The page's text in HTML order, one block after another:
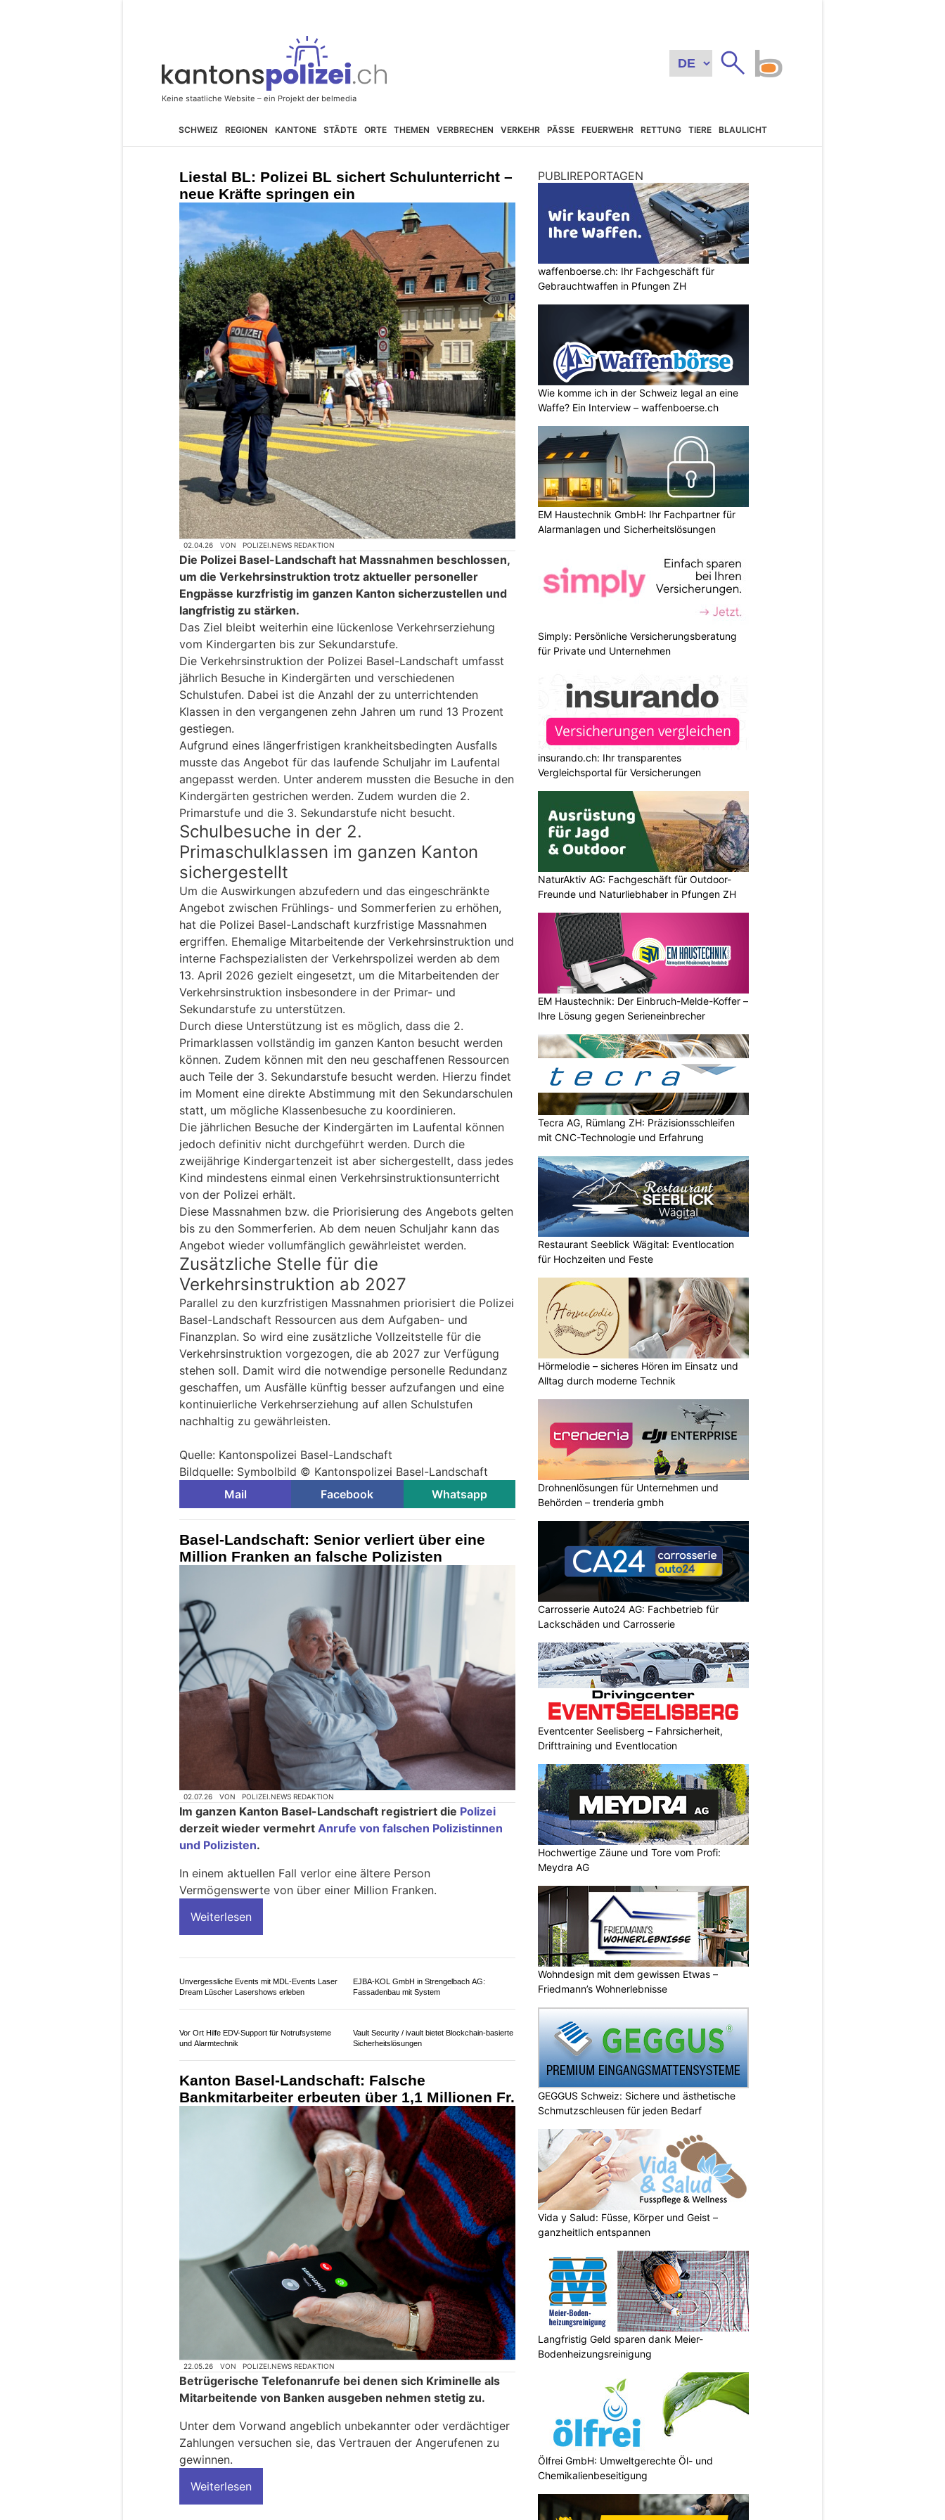
SCHWEIZ REGIONEN KANTONE STÄDTE ORTE THEMEN VERBRECHEN VERKEHR PÄSSE FEUERWEHR RETTUNG TIERE BLAULICHT
Liestal BL: Polizei BL sichert Schulunterricht –
neue Kräfte springen ein
02.04.26 VON POLIZEI.NEWS REDAKTION
Die Polizei Basel-Landschaft hat Massnahmen beschlossen,
um die Verkehrsinstruktion trotz aktueller personeller
Engpässe kurzfristig im ganzen Kanton sicherzustellen und
langfristig zu stärken.
Das Ziel bleibt weiterhin eine lückenlose Verkehrserziehung
vom Kindergarten bis zur Sekundarstufe.
Die Verkehrsinstruktion der Polizei Basel-Landschaft umfasst
jährlich Besuche in Kindergärten und verschiedenen
Schulstufen. Dabei ist die Anzahl der zu unterrichtenden
Klassen in den vergangenen zehn Jahren um rund 13 Prozent
gestiegen.
Aufgrund eines längerfristigen krankheitsbedingten Ausfalls
musste das Angebot für das laufende Schuljahr im Laufental
angepasst werden. Unter anderem mussten die Besuche in den
Kindergärten gestrichen werden. Zudem wurden die 2.
Primarstufe und die 3. Sekundarstufe nicht besucht.
Schulbesuche in der 2.
Primaschulklassen im ganzen Kanton
sichergestellt
Um die Auswirkungen abzufedern und das eingeschränkte
Angebot zwischen Frühlings- und Sommerferien zu erhöhen,
hat die Polizei Basel-Landschaft kurzfristige Massnahmen
ergriffen. Ehemalige Mitarbeitende der Verkehrsinstruktion und
interne Fachspezialisten der Verkehrspolizei werden ab dem
13. April 2026 gezielt eingesetzt, um die Mitarbeitenden der
Verkehrsinstruktion insbesondere in der Primar- und
Sekundarstufe zu unterstützen.
Durch diese Unterstützung ist es möglich, dass die 2.
Primarklassen vollständig im ganzen Kanton besucht werden
können. Zudem können mit den neu geschaffenen Ressourcen
auch Teile der 3. Sekundarstufe besucht werden. Hierzu findet
im Moment eine direkte Abstimmung mit den Sekundarschulen
statt, um mögliche Klassenbesuche zu koordinieren.
Die jährlichen Besuche der Kindergärten im Laufental können
jedoch definitiv nicht durchgeführt werden. Durch die
zweijährige Kindergartenzeit ist aber sichergestellt, dass jedes
Kind mindestens einmal einen Verkehrsinstruktionsunterricht
von der Polizei erhält.
Diese Massnahmen bzw. die Priorisierung des Angebots gelten
bis zu den Sommerferien. Ab dem neuen Schuljahr kann das
Angebot wieder vollumfänglich gewährleistet werden.
Zusätzliche Stelle für die
Verkehrsinstruktion ab 2027
Parallel zu den kurzfristigen Massnahmen priorisiert die Polizei
Basel-Landschaft Ressourcen aus dem Aufgaben- und
Finanzplan. So wird eine zusätzliche Vollzeitstelle für die
Verkehrsinstruktion vorgezogen, die ab 2027 zur Verfügung
stehen soll. Damit wird die notwendige personelle Redundanz
geschaffen, um Ausfälle künftig besser aufzufangen und eine
kontinuierliche Verkehrserziehung auf allen Schulstufen
nachhaltig zu gewährleisten.
Quelle: Kantonspolizei Basel-Landschaft
Bildquelle: Symbolbild © Kantonspolizei Basel-Landschaft
Mail
Facebook Whatsapp
Basel-Landschaft: Senior verliert über eine
Million Franken an falsche Polizisten
02.07.26 VON POLIZEI.NEWS REDAKTION
Im ganzen Kanton Basel-Landschaft registriert die Polizei
derzeit wieder vermehrt Anrufe von falschen Polizistinnen
und Polizisten.
In einem aktuellen Fall verlor eine ältere Person
Vermögenswerte von über einer Million Franken.
Weiterlesen
Unvergessliche Events mit MDL-Events Laser
Fassadenbau mit System
Vor Ort Hilfe EDV-Support für Notrufsysteme
Vault Security / ivault bietet Blockchain-basierte
Sicherheitslösungen
Kanton Basel-Landschaft: Falsche
Bankmitarbeiter erbeuten über 1,1 Millionen Fr.
22.05.26 VON POLIZEI.NEWS REDAKTION
Betrügerische Telefonanrufe bei denen sich Kriminelle als
Mitarbeitende von Banken ausgeben nehmen stetig zu.
PUBLIREPORTAGEN
waffenboerse.ch: Ihr Fachgeschäft für
Gebrauchtwaffen in Pfungen ZH
Wie komme ich in der Schweiz legal an eine
Waffe? Ein Interview – waffenboerse.ch
EM Haustechnik GmbH: Ihr Fachpartner für
Alarmanlagen und Sicherheitslösungen
Simply: Persönliche Versicherungsberatung
für Private und Unternehmen
insurando.ch: Ihr transparentes
Vergleichsportal für Versicherungen
NaturAktiv AG: Fachgeschäft für Outdoor-
Freunde und Naturliebhaber in Pfungen ZH
EM Haustechnik: Der Einbruch-Melde-Koffer –
Ihre Lösung gegen Serieneinbrecher
Tecra AG, Rümlang ZH: Präzisionsschleifen
mit CNC-Technologie und Erfahrung
Restaurant Seeblick Wägital: Eventlocation
für Hochzeiten und Feste
Hörmelodie – sicheres Hören im Einsatz und
Alltag durch moderne Technik
Drohnenlösungen für Unternehmen und
Behörden – trenderia gmbh
Carrosserie Auto24 AG: Fachbetrieb für
Lackschäden und Carrosserie
Eventcenter Seelisberg – Fahrsicherheit,
Drifttraining und Eventlocation
Hochwertige Zäune und Tore vom Profi:
Meydra AG
Wohndesign mit dem gewissen Etwas –
Friedmann’s Wohnerlebnisse
GEGGUS Schweiz: Sichere und ästhetische
Schmutzschleusen für jeden Bedarf
Vida y Salud: Füsse, Körper und Geist –
ganzheitlich entspannen
Langfristig Geld sparen dank Meier-
Bodenheizungsreinigung
Ölfrei GmbH: Umweltgerechte Öl- und
Chemikalienbeseitigung